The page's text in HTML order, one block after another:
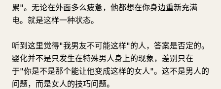
累"。无论在外面多么疲惫，他都想在你身边重新充满
电。就是这样一种状态。
听到这里觉得"我男友不可能这样"的人，答案是否定的。
婴化并不是只发生在特殊男人身上的现象，差别只在
于"你是不是那个能让他变成这样的女人"。这不是男人的
问题，而是女人的技巧问题。